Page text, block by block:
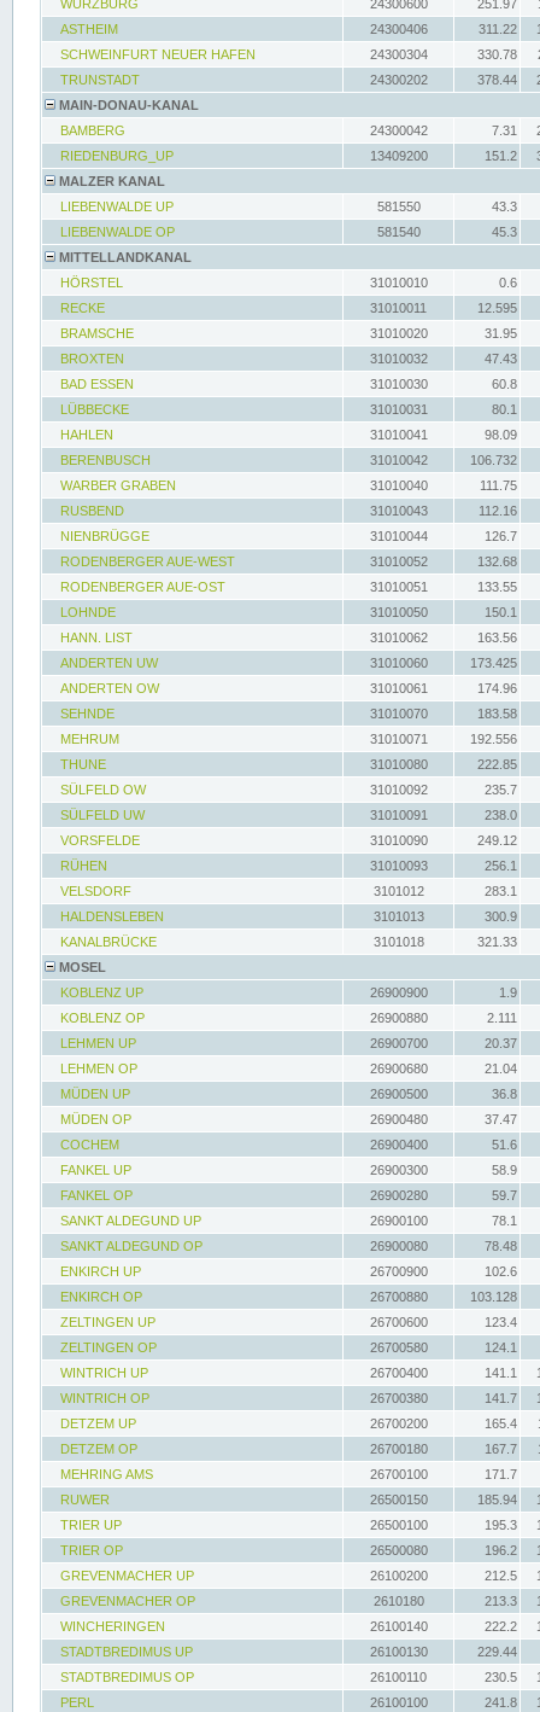
WÜRZBURG 24300600 251.97
ASTHEIM
24300406 311.22
SCHWEINFURT NEUER HAFEN
24300304 330.78
TRUNSTADT
24300202 378.44
MAIN-DONAU-KANAL
BAMBERG
24300042 7.31
RIEDENBURG_UP
13409200 151.2
MALZER KANAL
LIEBENWALDE UP
581550
43.3
LIEBENWALDE OP
581540
45.3
MITTELLANDKANAL
HÖRSTEL
31010010
0.6
RECKE
31010011
12.595
BRAMSCHE
31010020
31.95
BROXTEN
31010032
47.43
BAD ESSEN
31010030
60.8
LÜBBECKE
31010031
80.1
HAHLEN
31010041
98.09
BERENBUSCH
31010042
106.732
WARBER GRABEN
31010040
111.75
RUSBEND
31010043
112.16
NIENBRÜGGE
31010044
126.7
RODENBERGER AUE-WEST
31010052
132.68
RODENBERGER AUE-OST
31010051
133.55
LOHNDE
31010050
150.1
HANN. LIST
31010062
163.56
ANDERTEN UW
31010060
173.425
ANDERTEN OW
31010061
174.96
SEHNDE
31010070
183.58
MEHRUM
31010071
192.556
THUNE
31010080
222.85
SÜLFELD OW
31010092
235.7
SÜLFELD UW
31010091
238.0
VORSFELDE
31010090
249.12
RÜHEN
31010093
256.1
VELSDORF
3101012
283.1
HALDENSLEBEN
3101013
300.9
KANALBRÜCKE
3101018
321.33
MOSEL
KOBLENZ UP
26900900
1.9
KOBLENZ OP
26900880
2.111
LEHMEN UP
26900700
20.37
LEHMEN OP
26900680
21.04
MÜDEN UP
26900500
36.8
MÜDEN OP
26900480
37.47
COCHEM
26900400
51.6
FANKEL UP
26900300
58.9
FANKEL OP
26900280
59.7
SANKT ALDEGUND UP
26900100
78.1
SANKT ALDEGUND OP
26900080
78.48
ENKIRCH UP
26700900
102.6
ENKIRCH OP
26700880
103.128
ZELTINGEN UP
26700600
123.4
ZELTINGEN OP
26700580
124.1
WINTRICH UP
26700400 141.1
WINTRICH OP
26700380 141.7
DETZEM UP
26700200 165.4
DETZEM OP
26700180 167.7
MEHRING AMS
26700100
171.7
RUWER
26500150 185.94
TRIER UP
26500100 195.3
TRIER OP
26500080 196.2
GREVENMACHER UP
26100200 212.5
GREVENMACHER OP
2610180 213.3
WINCHERINGEN
26100140 222.2
STADTBREDIMUS UP
26100130
229.44
STADTBREDIMUS OP
26100110 230.5
PERL
26100100 241.8